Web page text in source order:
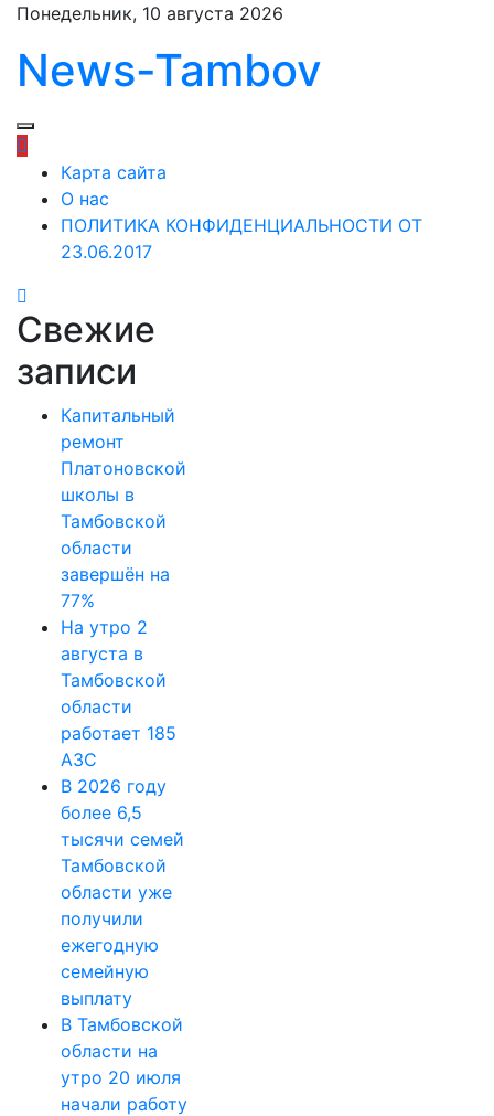
Перейти
содержимому
Понедельник, 10 августа 2026
News-Tambov
Карта сайта
О нас
ПОЛИТИКА КОНФИДЕНЦИАЛЬНОСТИ ОТ
23.06.2017
Свежие
записи
Капитальный
ремонт
Платоновской
школы в
Тамбовской
области
завершён на
77%
На утро 2
августа в
Тамбовской
области
работает 185
АЗС
В 2026 году
более 6,5
тысячи семей
Тамбовской
области уже
получили
ежегодную
семейную
выплату
В Тамбовской
области на
утро 20 июля
начали работу